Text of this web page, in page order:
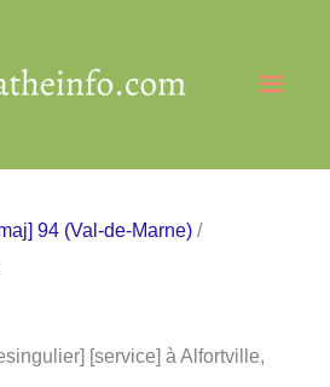
94 (Val-de-Marne) /
[service] à Alfortville,